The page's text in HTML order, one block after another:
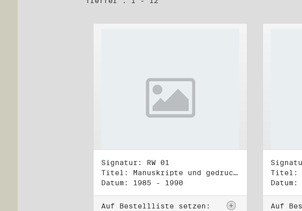
Signatur: RW 01
Titel: Manuskripte und gedruckte Belege (1)
Datum: 1985 - 1990
Auf Bestellliste setzen:
Datum:
Auf